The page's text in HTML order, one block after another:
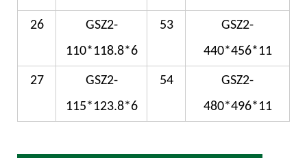
26
GSZ2-
110*118.8*6
53
GSZ2-
440*456*11
27
GSZ2-
115*123.8*6
54
GSZ2-
480*496*11